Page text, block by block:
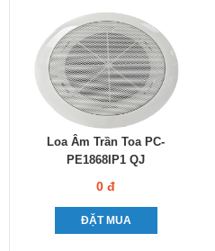
Loa Âm Trần Toa PC-
PE1868IP1 QJ
0 đ
ĐẶT MUA